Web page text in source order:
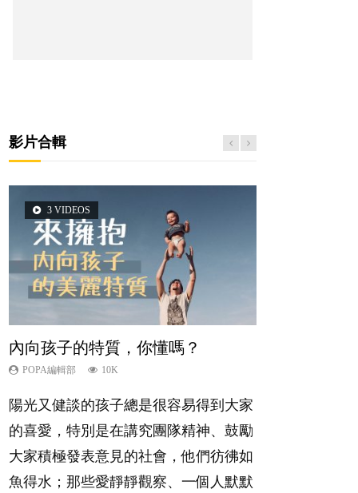
影片合輯
3 VIDEOS
內向孩子的特質，你懂嗎？
POPA編輯部 10K
陽光又健談的孩子總是很容易得到大家
的喜愛，特別是在講究團隊精神、鼓勵
大家積極發表意見的社會，他們彷彿如
魚得水；那些愛靜靜觀察、一個人默默
5 VIDEOS
夫妻必看！經營婚姻，沒捷徑
POPA編輯部 22.9K
你是不是也曾經以為只要跟相愛的人結
婚，就自然能走到白頭，但生了孩子卻
發現事情不如你所料？ 經營婚姻，不
如我們想像的簡單，卻也不是大家說得
14 VIDEOS
新手父母不用怕
POPA編輯部 16.3K
相信許多人初為人父母，由懷孕開始到
孩子呱呱落地，心中都有數之不盡的問
題～這裡一次過集合我們以往製作過的
相關短片。 這段路讓我們跟你同行～...
2 VIDEOS
想孩子學好外語，點做好？
POPA編輯部 9.9K
有人話學多種語言越早開始越好，有人
卻說一時間太多語言，會令孩子感到混
淆，到底誰是誰非？聽聽專家怎樣說，
解開語言學習的迷思～...
6 VIDEOS
孩子能力天注定？
POPA編輯部 7.9K
很多父母都希望孩子係個「叻仔叻
女」，學業別太差，日常自理井井有
條。這樣的孩子是萬中無一，還是魚與
熊掌，不能兼得？...